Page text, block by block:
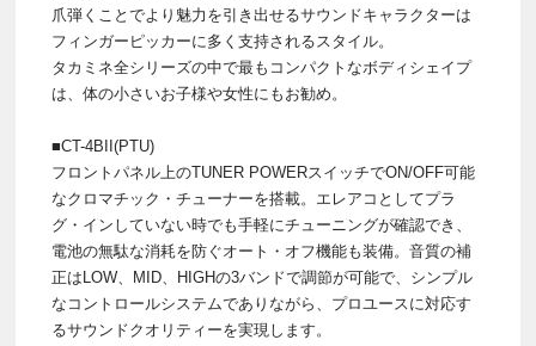
爪弾くことでより魅力を引き出せるサウンドキャラクターは
フィンガーピッカーに多く支持されるスタイル。
タカミネ全シリーズの中で最もコンパクトなボディシェイプ
は、体の小さいお子様や女性にもお勧め。
■CT-4BII(PTU)
フロントパネル上のTUNER POWERスイッチでON/OFF可能
なクロマチック・チューナーを搭載。エレアコとしてプラ
グ・インしていない時でも手軽にチューニングが確認でき、
電池の無駄な消耗を防ぐオート・オフ機能も装備。音質の補
正はLOW、MID、HIGHの3バンドで調節が可能で、シンプル
なコントロールシステムでありながら、プロユースに対応す
るサウンドクオリティーを実現します。